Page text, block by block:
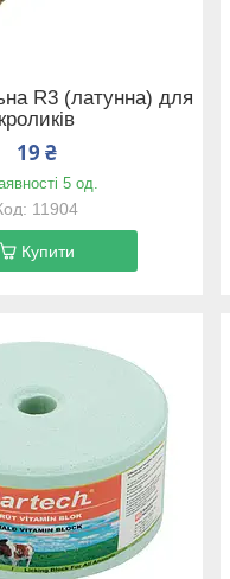
R3 (латунна) для
кроликів
19 ₴
5 од.
11904
Купити